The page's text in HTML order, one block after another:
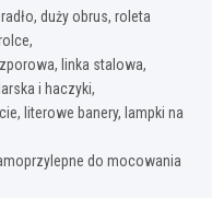
duży obrus, roleta
linka stalowa,
i haczyki,
literowe banery, lampki na
do mocowania